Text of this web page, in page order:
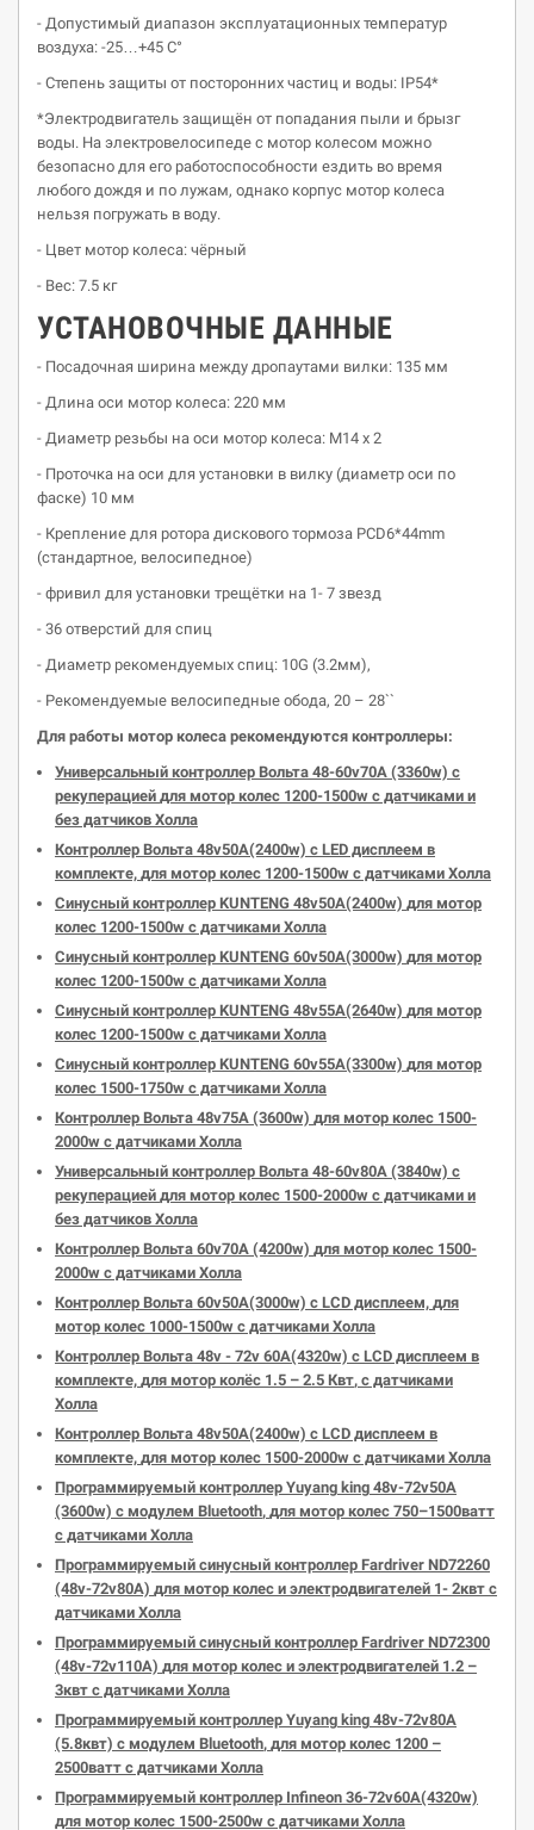
- Допустимый диапазон эксплуатационных температур
воздуха: -25…+45 С°
- Cтепень защиты от посторонних частиц и воды: IP54*
*Электродвигатель защищён от попадания пыли и брызг
воды. На электровелосипеде с мотор колесом можно
безопасно для его работоспособности ездить во время
любого дождя и по лужам, однако корпус мотор колеса
нельзя погружать в воду.
- Цвет мотор колеса: чёрный
- Вес: 7.5 кг
УСТАНОВОЧНЫЕ ДАННЫЕ
- Посадочная ширина между дропаутами вилки: 135 мм
- Длина оси мотор колеса: 220 мм
- Диаметр резьбы на оси мотор колеса: М14 х 2
- Проточка на оси для установки в вилку (диаметр оси по
фаске) 10 мм
- Крепление для ротора дискового тормоза PCD6*44mm
(стандартное, велосипедное)
- фривил для установки трещётки на 1- 7 звезд
- 36 отверстий для спиц
- Диаметр рекомендуемых спиц: 10G (3.2мм),
- Рекомендуемые велосипедные обода, 20 – 28``
Для работы мотор колеса рекомендуются контроллеры:
Универсальный контроллер Вольта 48-60v70А (3360w) с
рекуперацией для мотор колес 1200-1500w с датчиками и
без датчиков Холла
Контроллер Вольта 48v50А(2400w) с LED дисплеем в
комплекте, для мотор колес 1200-1500w с датчиками Холла
Синусный контроллер KUNTENG 48v50A(2400w) для мотор
колес 1200-1500w с датчиками Холла
Синусный контроллер KUNTENG 60v50A(3000w) для мотор
колес 1200-1500w с датчиками Холла
Синусный контроллер KUNTENG 48v55A(2640w) для мотор
колес 1200-1500w с датчиками Холла
Синусный контроллер KUNTENG 60v55A(3300w) для мотор
колес 1500-1750w с датчиками Холла
Контроллер Вольта 48v75А (3600w) для мотор колес 1500-
2000w с датчиками Холла
Универсальный контроллер Вольта 48-60v80А (3840w) с
рекуперацией для мотор колес 1500-2000w с датчиками и
без датчиков Холла
Контроллер Вольта 60v70А (4200w) для мотор колес 1500-
2000w с датчиками Холла
Контроллер Вольта 60v50А(3000w) с LCD дисплеем, для
мотор колес 1000-1500w с датчиками Холла
Контроллер Вольта 48v - 72v 60A(4320w) с LCD дисплеем в
комплекте, для мотор колёс 1.5 – 2.5 Квт, с датчиками
Холла
Контроллер Вольта 48v50А(2400w) с LCD дисплеем в
комплекте, для мотор колес 1500-2000w с датчиками Холла
Программируемый контроллер Yuyang king 48v-72v50A
(3600w) c модулем Bluetooth, для мотор колес 750–1500ватт
с датчиками Холла
Программируемый синусный контроллер Fardriver ND72260
(48v-72v80A) для мотор колес и электродвигателей 1- 2квт с
датчиками Холла
Программируемый синусный контроллер Fardriver ND72300
(48v-72v110A) для мотор колес и электродвигателей 1.2 –
3квт с датчиками Холла
Программируемый контроллер Yuyang king 48v-72v80A
(5.8квт) c модулем Bluetooth, для мотор колес 1200 –
2500ватт с датчиками Холла
Программируемый контроллер Infineon 36-72v60A(4320w)
для мотор колес 1500-2500w с датчиками Холла